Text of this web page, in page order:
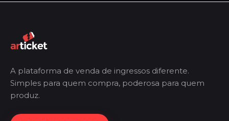
A plataforma de venda de ingressos diferente.
Simples para quem compra, poderosa para quem
produz.